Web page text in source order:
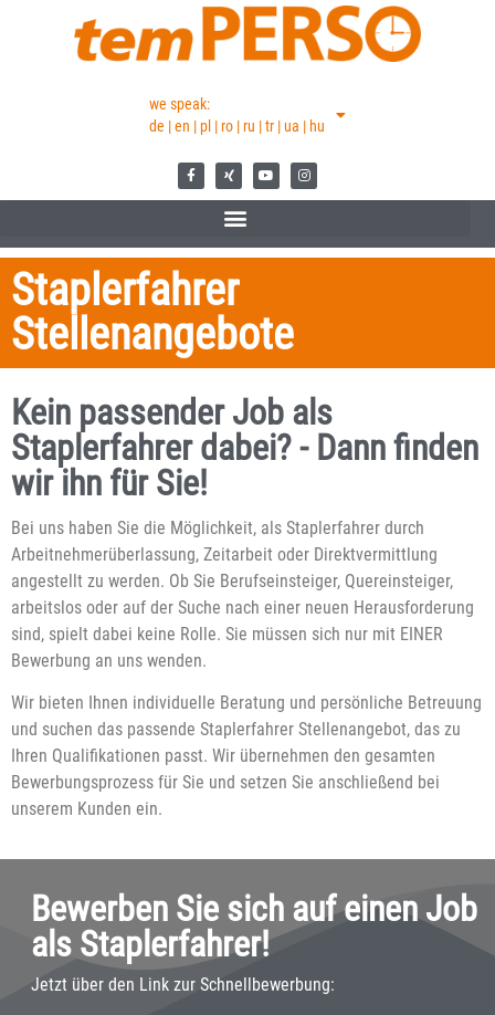
we speak:
de | en | pl | ro | ru | tr | ua | hu
Staplerfahrer
Stellenangebote
Kein passender Job als
Staplerfahrer dabei? - Dann finden
wir ihn für Sie!
Bei uns haben Sie die Möglichkeit, als Staplerfahrer durch
Arbeitnehmerüberlassung, Zeitarbeit oder Direktvermittlung
angestellt zu werden. Ob Sie Berufseinsteiger, Quereinsteiger,
arbeitslos oder auf der Suche nach einer neuen Herausforderung
sind, spielt dabei keine Rolle. Sie müssen sich nur mit EINER
Bewerbung an uns wenden.
Wir bieten Ihnen individuelle Beratung und persönliche Betreuung
und suchen das passende Staplerfahrer Stellenangebot, das zu
Ihren Qualifikationen passt. Wir übernehmen den gesamten
Bewerbungsprozess für Sie und setzen Sie anschließend bei
unserem Kunden ein.
Bewerben Sie sich auf einen Job
als Staplerfahrer!
Jetzt über den Link zur Schnellbewerbung: